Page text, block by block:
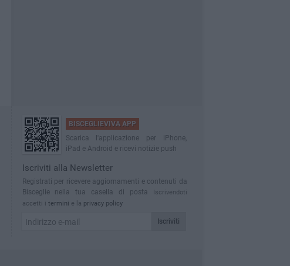
BISCEGLIEVIVA APP
Scarica l'applicazione per iPhone,
iPad e Android e ricevi notizie push
Iscriviti alla Newsletter
Registrati per ricevere aggiornamenti e contenuti da
Bisceglie nella tua casella di posta
Iscrivendoti
accetti i termini e la privacy policy
Iscriviti